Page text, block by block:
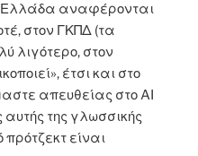
Ελλάδα αναφέρονται
στον ΓΚΠΔ (τα
λιγότερο, στον
έτσι και στο
απευθείας στο AI
αυτής της γλωσσικής
είναι